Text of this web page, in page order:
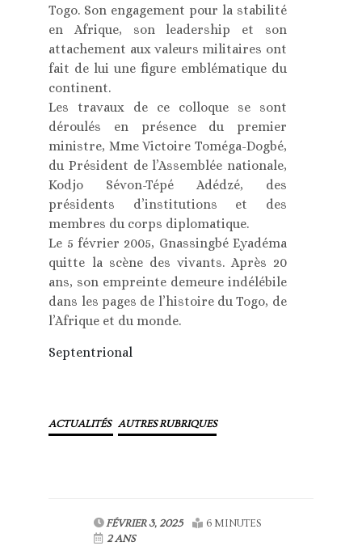
Togo. Son engagement pour la stabilité
en Afrique, son leadership et son
attachement aux valeurs militaires ont
fait de lui une figure emblématique du
continent.
Les travaux de ce colloque se sont
déroulés en présence du premier
ministre, Mme Victoire Toméga-Dogbé,
du Président de l’Assemblée nationale,
Kodjo Sévon-Tépé Adédzé, des
présidents d’institutions et des
membres du corps diplomatique.
Le 5 février 2005, Gnassingbé Eyadéma
quitte la scène des vivants. Après 20
ans, son empreinte demeure indélébile
dans les pages de l’histoire du Togo, de
l’Afrique et du monde.
Septentrional
ACTUALITÉS AUTRES RUBRIQUES
FÉVRIER 3, 2025
6 MINUTES
2 ANS